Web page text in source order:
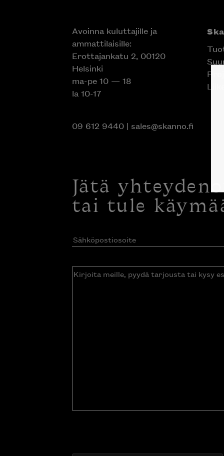
Avoinna kuluttajille ja
ammattilaisille:
Erottajankatu 2, 00120
Helsinki
ma-pe 10 — 18
la 10-17
09 612 9440| sales@skanno.fi
Jätä
tai tule
Sähköpostiosoite(Pakollinen)
Kirjoita